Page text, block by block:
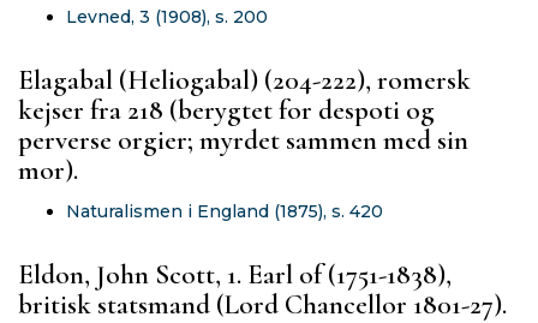
Levned, 3 (1908), s. 200
Elagabal (Heliogabal) (204-222), romersk
kejser fra 218 (berygtet for despoti og
perverse orgier; myrdet sammen med sin
mor).
Naturalismen i England (1875), s. 420
Eldon, John Scott, 1. Earl of (1751-1838),
britisk statsmand (Lord Chancellor 1801-27).